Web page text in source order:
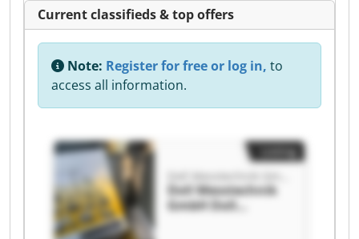
Current classifieds & top offers
Note: Register for free or log in, to
access all information.
Doll Messtechnik
GmbH Doll